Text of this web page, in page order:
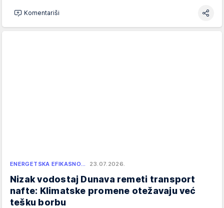
Komentariši
ENERGETSKA EFIKASNO… 23.07.2026.
Nizak vodostaj Dunava remeti transport
nafte: Klimatske promene otežavaju već
tešku borbu